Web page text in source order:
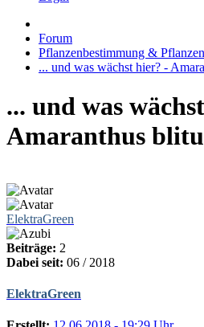
Forum
Pflanzenbestimmung &
... und was wächst hier? -
... und was
Amaranthus
ElektraGreen
Beiträge: 2
Dabei seit: 06 / 2018
ElektraGreen